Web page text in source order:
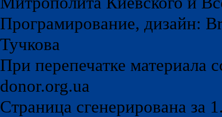
Програмирование, дизайн:
Тучкова
При перепечатке материала
donor.org.ua
Страница сгенерирована за